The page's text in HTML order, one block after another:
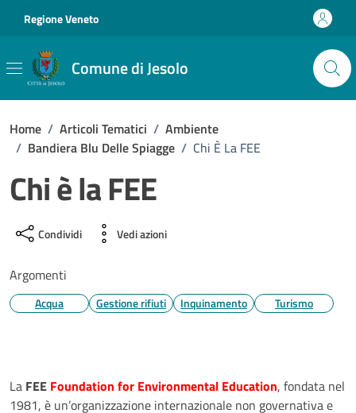
Regione Veneto
Comune di Jesolo
Home / Articoli Tematici / Ambiente
/ Bandiera Blu Delle Spiagge / Chi È La FEE
Chi è la FEE
Condividi Vedi azioni
Argomenti
Acqua Gestione rifiuti Inquinamento Turismo
La FEE Foundation for Environmental Education, fondata nel
1981, è un’organizzazione internazionale non governativa e